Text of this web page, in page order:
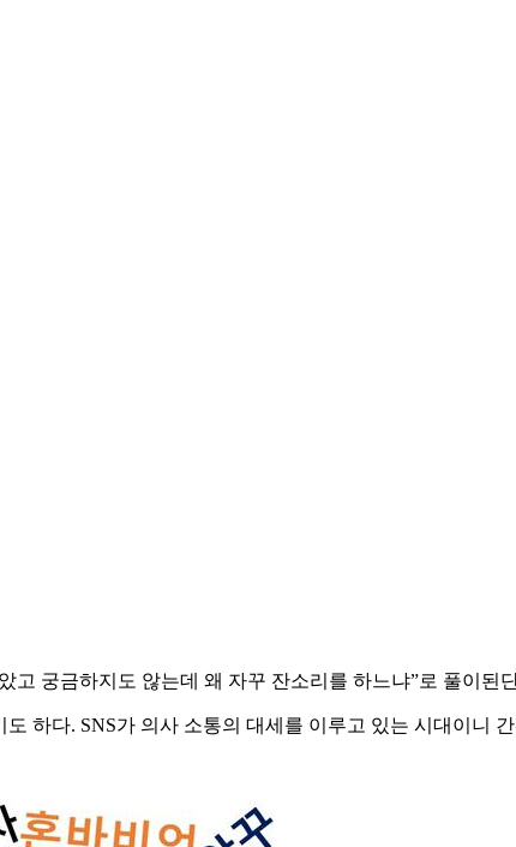
고 궁금하지도 않는데 왜 자꾸 잔소리를 하느냐”로 풀이된
하다. SNS가 의사 소통의 대세를 이루고 있는 시대이니